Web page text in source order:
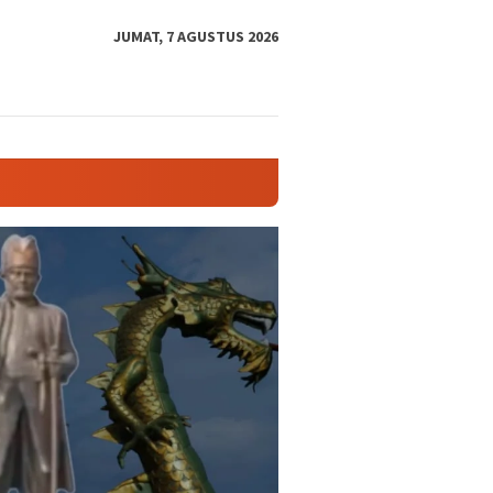
JUMAT, 7 AGUSTUS 2026